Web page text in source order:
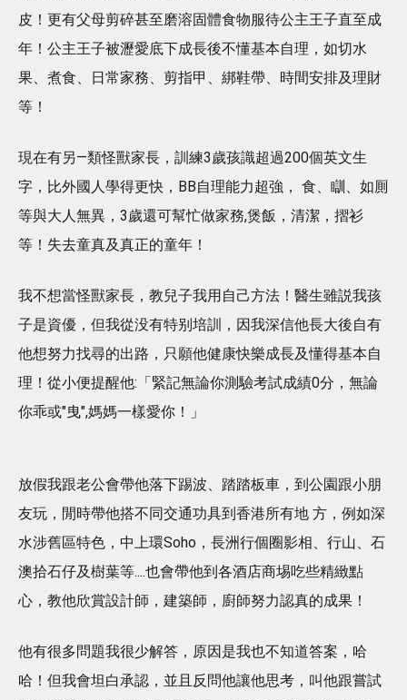
皮！更有父母剪碎甚至磨溶固體食物服待公主王子直至成
年！公主王子被瀝愛底下成長後不懂基本自理，如切水
果、煮食、日常家務、剪指甲、綁鞋帶、時間安排及理財
等！
現在有另—類怪獸家長，訓練3歲孩識超過200個英文生
字，比外國人學得更快，BB自理能力超強， 食、瞓、如厠
等與大人無異，3歲還可幫忙做家務,煲飯，清潔，摺衫
等！失去童真及真正的童年！
我不想當怪獸家長，教兒子我用自己方法！醫生雖説我孩
子是資優，但我從没有特别培訓，因我深信他長大後自有
他想努力找尋的出路，只願他健康快樂成長及懂得基本自
理！從小便提醒他:「緊記無論你測驗考試成績0分，無論
你乖或"曳",媽媽一樣愛你！」
放假我跟老公會帶他落下踢波、踏踏板車，到公園跟小朋
友玩，閒時帶他搭不同交通功具到香港所有地 方，例如深
水涉舊區特色，中上環Soho，長洲行個圈影相、行山、石
澳拾石仔及樹葉等....也會帶他到各酒店商埸吃些精緻點
心，教他欣賞設計師，建築師，廚師努力認真的成果！
他有很多問題我很少解答，原因是我也不知道答案，哈
哈！但我會坦白承認，並且反問他讓他思考，叫他跟嘗試